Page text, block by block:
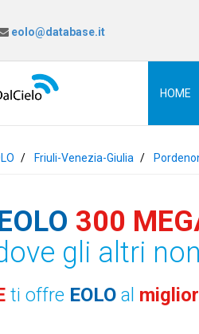
eolo@database.it
HOME
Friuli-Venezia-Giulia
300
gli altri
ti offre EOLO al